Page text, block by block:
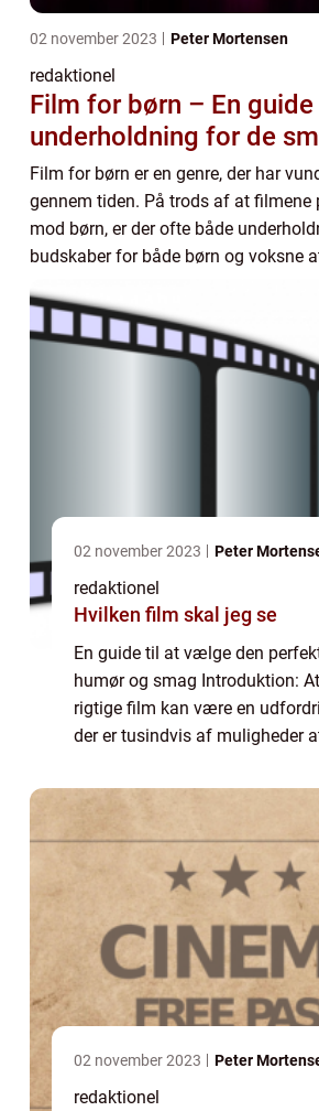
02 november 2023 Peter Mortensen
redaktionel
Film for børn – En guide
underholdning for de
Film for børn er en genre, der har
gennem tiden. På trods af at
mod børn, er der ofte både
budskaber for både børn og voksne
02 november 2023 Peter
redaktionel
Hvilken film skal jeg se
En guide til at vælge den
humør og smag Introduktion:
rigtige film kan være en
der er tusindvis af muligheder
filmelskere stiller sig...
02 november 2023 Peter
redaktionel